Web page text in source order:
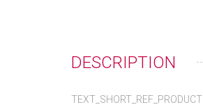
DESCRIPTION
TEXT_SHORT_REF_PRODUCT